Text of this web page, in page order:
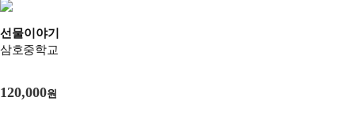
선물이야기
삼호중학교
120,000원